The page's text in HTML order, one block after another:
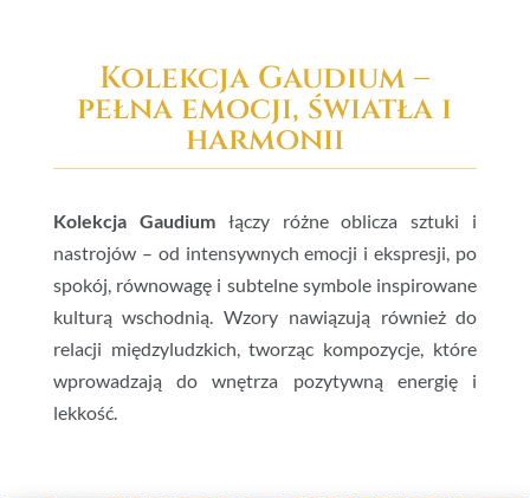
Kolekcja Gaudium –
pełna emocji, światła i
harmonii
Kolekcja Gaudiumłączy różne oblicza sztuki i
nastrojów – od intensywnych emocji i ekspresji, po
spokój, równowagę i subtelne symbole inspirowane
kulturą wschodnią. Wzory nawiązują również do
relacji międzyludzkich, tworząc kompozycje, które
wprowadzają do wnętrza pozytywną energię i
lekkość.